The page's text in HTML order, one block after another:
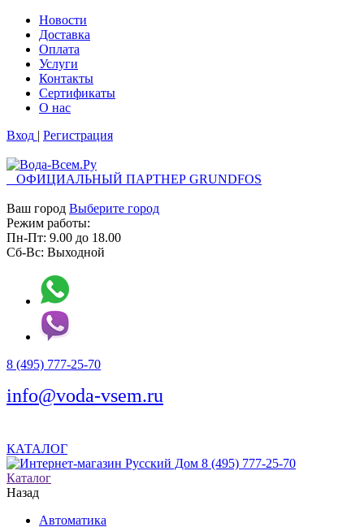
Новости
Доставка
Оплата
Услуги
Контакты
Cертификаты
О нас
Вход | Регистрация
ОФИЦИАЛЬНЫЙ ПАРТНЕР GRUNDFOS
Ваш город Выберите город
Режим работы:
Пн-Пт: 9.00 до 18.00
Сб-Вс: Выходной
8 (495) 777-25-70
info@voda-vsem.ru
КАТАЛОГ
8 (495) 777-25-70
Каталог
Назад
Автоматика